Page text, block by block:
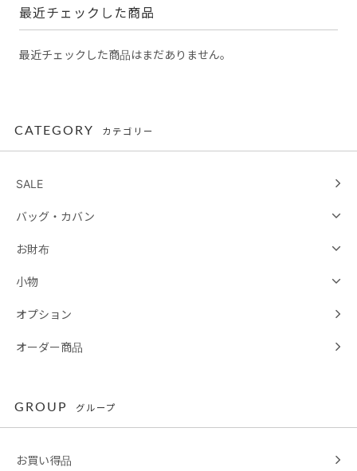
最近チェックした商品
最近チェックした商品はまだありません。
CATEGORY カテゴリー
SALE
バッグ・カバン
お財布
小物
オプション
オーダー商品
GROUP グループ
お買い得品